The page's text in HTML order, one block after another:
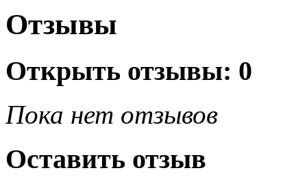
Отзывы
Открыть отзывы: 0
Пока нет отзывов
Оставить отзыв